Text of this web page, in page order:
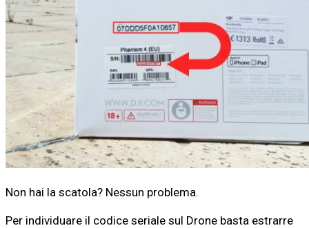
Non hai la scatola? Nessun problema.
Per individuare il codice seriale sul Drone basta estrarre